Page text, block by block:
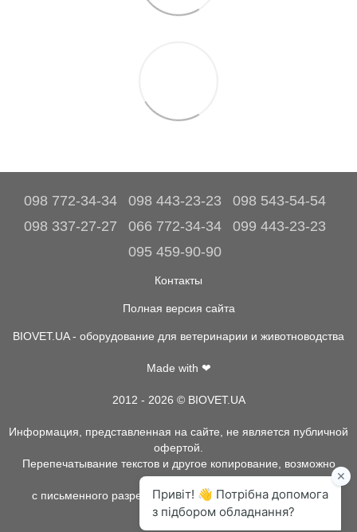
098 772-34-34 098 443-23-23
098 543-54-54
098 337-27-27
066 772-34-34
099 443-23-23
095 459-90-90
Контакты
Полная версия сайта
BIOVET.UA - оборудование для ветеринарии и животноводства
Made with ❤
2012 - 2026 © BIOVET.UA
Информация, представленная на сайте, не является публичной
офертой.
Перепечатывание текстов и другое копирование, возможно
только
с письменного разрешения администрации BIOVET.UA.